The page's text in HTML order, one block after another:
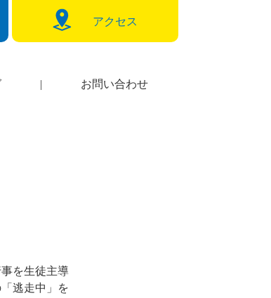
アクセス
| お問い合わせ
を生徒主導
逃走中」を